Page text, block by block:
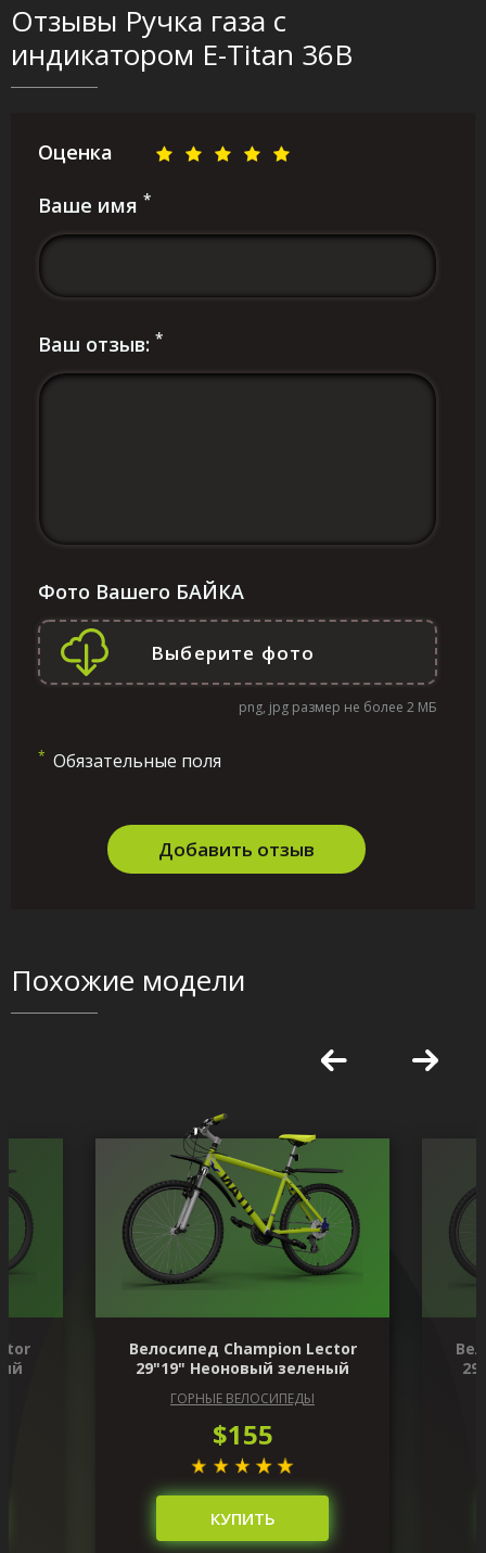
Отзывы Ручка газа с
индикатором Е-Titan 36В
Оценка
Ваше имя *
Ваш отзыв: *
Фото Вашего БАЙКА
png, jpg размер не более 2 МБ
* Обязательные поля
Добавить отзыв
Похожие модели
Велосипед Champion Lector
29"19" Неоновый зеленый
ГОРНЫЕ ВЕЛОСИПЕДЫ
$155
КУПИТЬ